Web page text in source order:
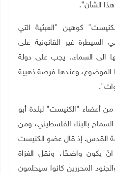
هذا الشأن".
كوهين "العبثية التي
السيطرة غير القانونية على
الى السماء.. يجب على دولة
الموضوع، وعندها فرصة ذهبية
أعضاء "الكنيست" لبلدة أبو
بالبناء الفلسطيني، ومن
القدس. إذ قال عضو الكنيست
يكون واضحًا، ونقل الغزاة
المحررين كانوا سيحلمون